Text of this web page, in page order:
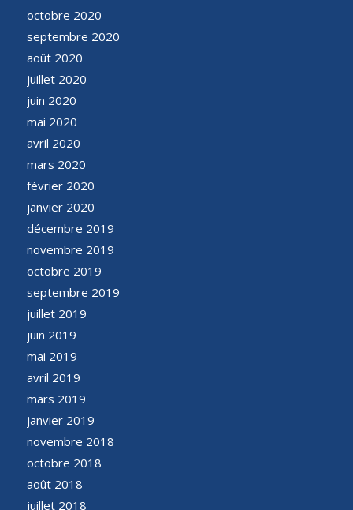
octobre 2020
septembre 2020
août 2020
juillet 2020
juin 2020
mai 2020
avril 2020
mars 2020
février 2020
janvier 2020
décembre 2019
novembre 2019
octobre 2019
septembre 2019
juillet 2019
juin 2019
mai 2019
avril 2019
mars 2019
janvier 2019
novembre 2018
octobre 2018
août 2018
juillet 2018